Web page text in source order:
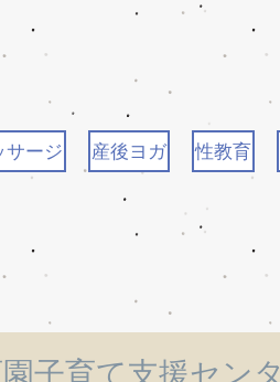
サージ 産後ヨガ 性教育
子育て支援センタ